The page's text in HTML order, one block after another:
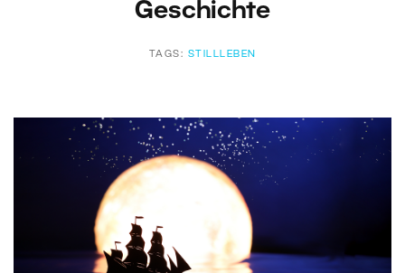
Geschichte
TAGS: STILLLEBEN